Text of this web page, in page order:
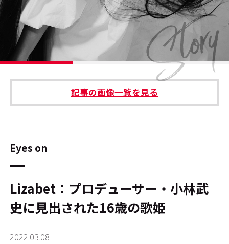
#リクルート
運営会社 プライバシーポリシー
本サイトご利用にあたって Cookie Settings
記事の画像一覧を見る
Eyes on
Lizabet：プロデューサー・小林武
史に見出された16歳の歌姫
2022.03.08